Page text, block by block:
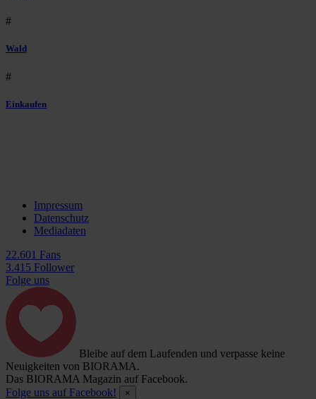
#
Wald
#
Einkaufen
Impressum
Datenschutz
Mediadaten
22.601 Fans
3.415 Follower
Folge uns
Bleibe auf dem Laufenden und verpasse keine
Neuigkeiten von BIORAMA.
Das BIORAMA Magazin auf Facebook.
Folge uns auf Facebook!
×